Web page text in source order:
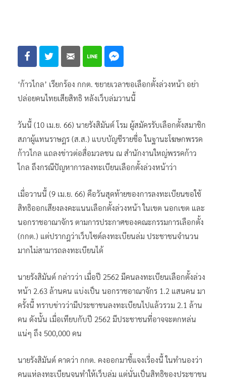
‘ก้าวไกล’ เรียกร้อง กกต. ขยายเวลาขอเลือกตั้งล่วงหน้า อย่า
ปล่อยคนไทยเสียสิทธิ หลังเว็บล่มวานนี้
วันนี้ (10 เม.ย. 66) นายรังสิมันต์ โรม ผู้สมัครรับเลือกตั้งสมาชิก
สภาผู้แทนราษฎร (ส.ส.) แบบบัญชีรายชื่อ ในฐานะโฆษกพรรค
ก้าวไกล แถลงข่าวต่อสื่อมวลชน ณ สำนักงานใหญ่พรรคก้าว
ไกล ถึงกรณีปัญหาการลงทะเบียนเลือกตั้งล่วงหน้าว่า
เมื่อวานนี้ (9 เม.ย. 66) คือวันสุดท้ายของการลงทะเบียนขอใช้
สิทธิออกเสียงลงคะแนนเลือกตั้งล่วงหน้า ในเขต นอกเขต และ
นอกราชอาณาจักร ตามการประกาศของคณะกรรมการเลือกตั้ง
(กกต.) แต่ปรากฎว่าเว็บไซต์ลงทะเบียนล่ม ประชาชนจำนวน
มากไม่สามารถลงทะเบียนได้
นายรังสิมันต์ กล่าวว่า เมื่อปี 2562 มีคนลงทะเบียนเลือกตั้งล่วง
หน้า 2.63 ล้านคน แบ่งเป็น นอกราชอาณาจักร 1.2 แสนคน มา
ครั้งนี้ ทราบข่าวว่ามีประชาชนลงทะเบียนไปแล้วรวม 2.1 ล้าน
คน ดังนั้น เมื่อเทียบกับปี 2562 มีประชาชนที่อาจจะตกหล่น
แน่ๆ ถึง 500,000 คน
นายรังสิมันต์ คาดว่า กกต. คงออกมาชี้แจงเรื่องนี้ ในทำนองว่า
คนแห่ลงทะเบียนจนทำให้เว็บล่ม แต่นั่นเป็นสิทธิของประชาชน